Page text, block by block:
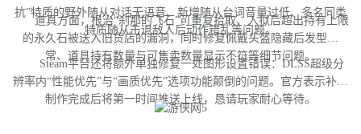
抗”特质的野外随从对话无语音、新增随从台词音量过低、多名同类
特质随从击退敌人后动作错乱等问题。
道具方面，根治“刹那的飞石”可重复拾取、入狱后超出持有上限
的永久石被送入旧货店的漏洞，同时修复佩戴头盔隐藏后发型异
常、道具持有数量与可售卖数量显示不符等细节问题。
Steam平台还将额外单独修复一处图形设置错误：DLSS超级分
辨率内“性能优先”与“画质优先”选项功能颠倒的问题。官方表示补丁
制作完成后将第一时间推送上线，恳请玩家耐心等待。